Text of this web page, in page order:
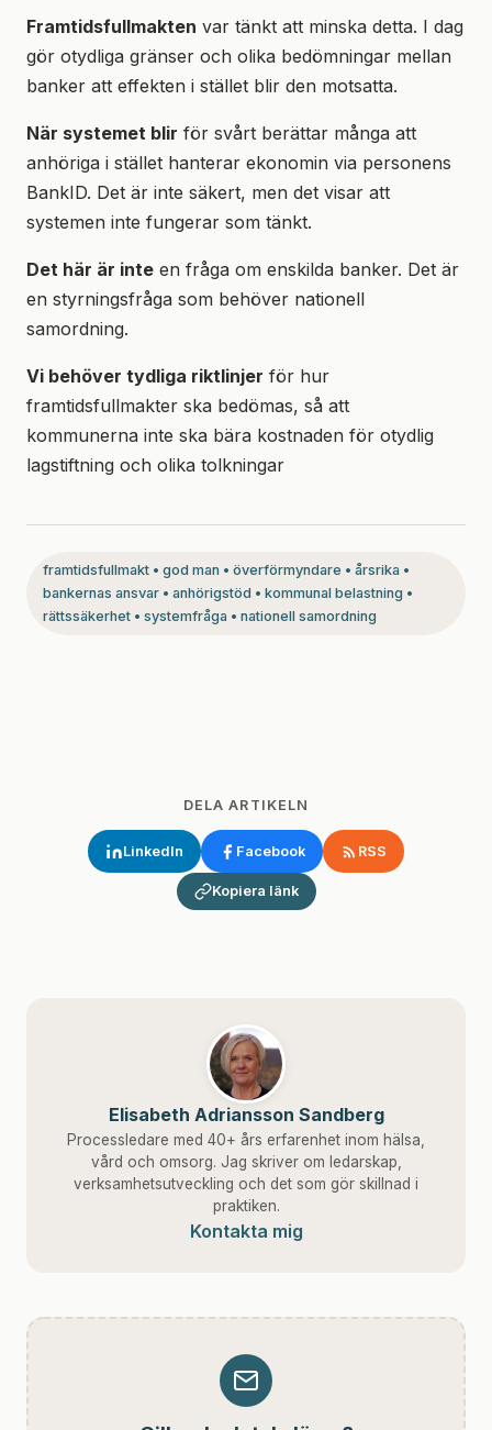
Framtidsfullmakten var tänkt att minska detta. I dag
gör otydliga gränser och olika bedömningar mellan
banker att effekten i stället blir den motsatta.
När systemet blir för svårt berättar många att
anhöriga i stället hanterar ekonomin via personens
BankID. Det är inte säkert, men det visar att
systemen inte fungerar som tänkt.
Det här är inte en fråga om enskilda banker. Det är
en styrningsfråga som behöver nationell
samordning.
Vi behöver tydliga riktlinjer för hur
framtidsfullmakter ska bedömas, så att
kommunerna inte ska bära kostnaden för otydlig
lagstiftning och olika tolkningar
framtidsfullmakt • god man • överförmyndare • årsrika •
bankernas ansvar • anhörigstöd • kommunal belastning •
rättssäkerhet • systemfråga • nationell samordning
DELA ARTIKELN
LinkedIn Facebook RSS
Kopiera länk
Elisabeth Adriansson Sandberg
Processledare med 40+ års erfarenhet inom hälsa,
vård och omsorg. Jag skriver om ledarskap,
verksamhetsutveckling och det som gör skillnad i
praktiken.
Kontakta mig